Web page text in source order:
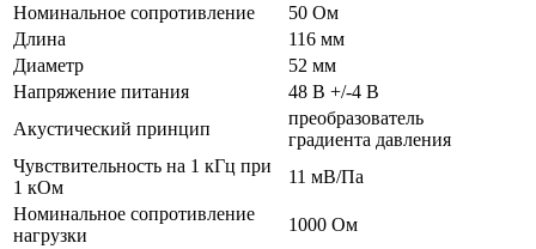
Номинальное сопротивление
50 Ом
Длина
116 мм
Диаметр
52 мм
Напряжение питания
48 В +/-4 В
Акустический принцип
преобразователь
градиента давления
Чувствительность на 1 кГц при
1 кОм
11 мВ/Па
Номинальное сопротивление
нагрузки
1000 Ом